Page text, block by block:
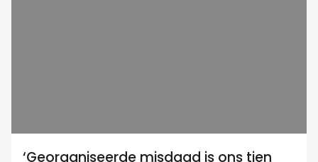
‘Georganiseerde misdaad is ons tien